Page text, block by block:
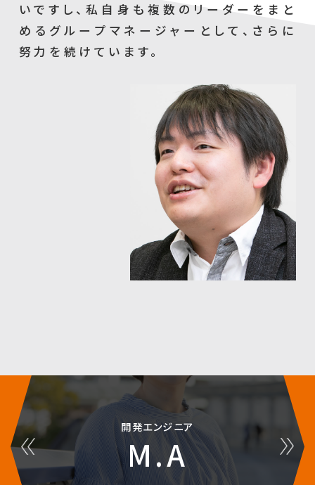
いですし、私自身も複数のリーダーをまと
めるグループマネージャーとして、さらに
努力を続けています。
開発エンジニア
M.A